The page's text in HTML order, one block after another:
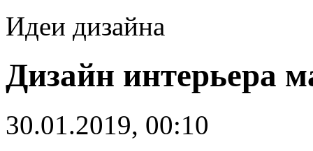
Идеи дизайна
Дизайн интерьера
30.01.2019, 00:10